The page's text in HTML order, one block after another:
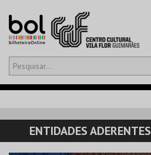
Olá,iniciar sessão
CARRINHO
EVENTOS
ENTIDADES ADERENTES